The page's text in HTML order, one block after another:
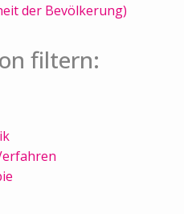
der Bevölkerung)
filtern: